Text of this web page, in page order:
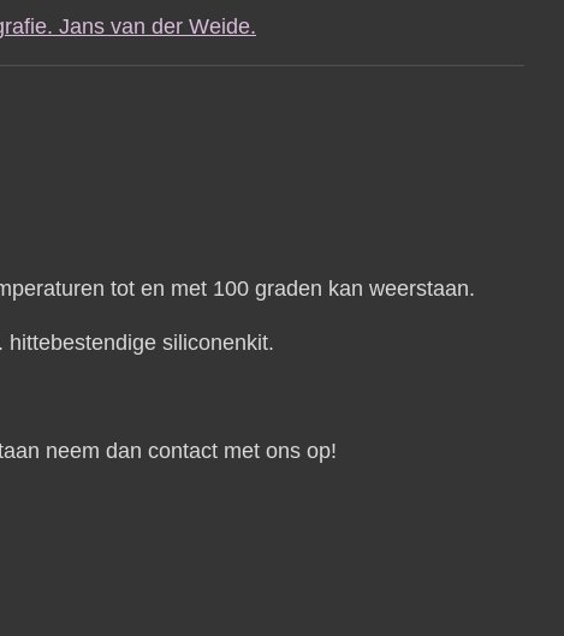
Jans van der Weide.
tot en met 100 graden kan weerstaan.
siliconenkit.
neem dan contact met ons op!